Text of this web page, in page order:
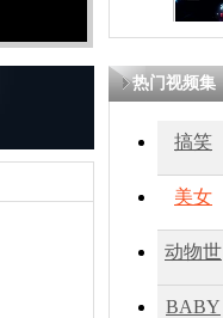
热门视频集
搞笑
美女
动物世
BABY